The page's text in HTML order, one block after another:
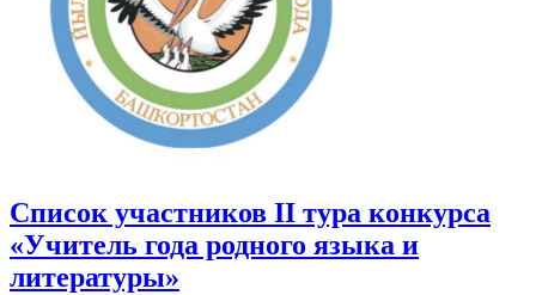
Список участников II тура конкурса
«Учитель года родного языка и
литературы»